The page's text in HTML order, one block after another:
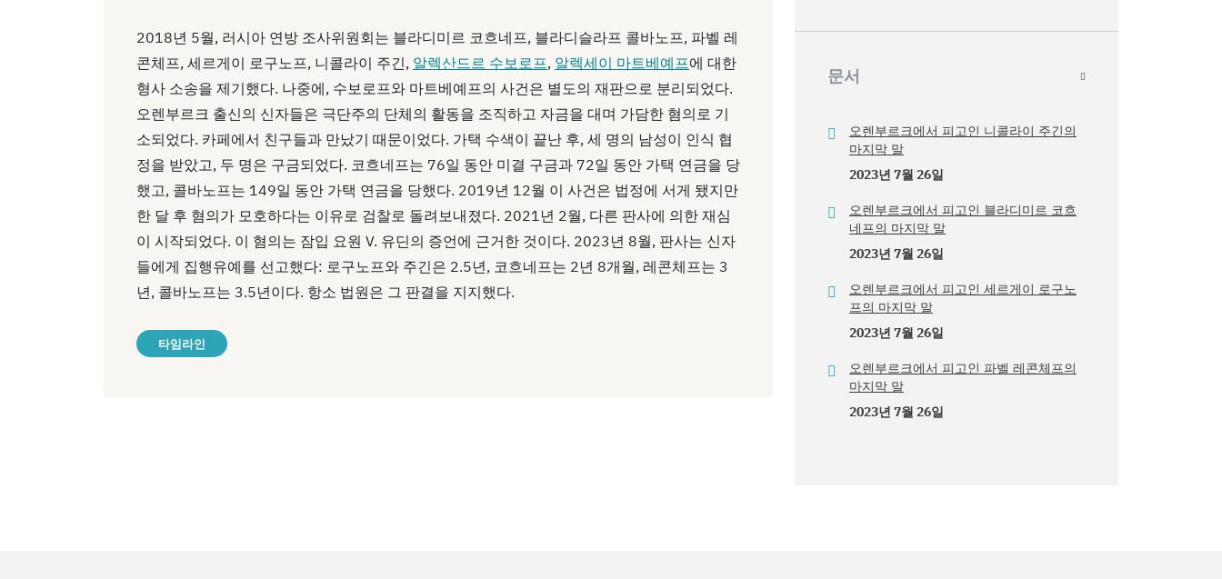
2018년 5월, 러시아 연방 조사위원회는 블라디미르 코흐네프, 블라디슬라프 콜바노프, 파벨 레
콘체프, 세르게이 로구노프, 니콜라이 주긴, 알렉산드르 수보로프, 알렉세이 마트베예프에 대한
형사 소송을 제기했다. 나중에, 수보로프와 마트베예프의 사건은 별도의 재판으로 분리되었다.
오렌부르크 출신의 신자들은 극단주의 단체의 활동을 조직하고 자금을 대며 가담한 혐의로 기
소되었다. 카페에서 친구들과 만났기 때문이었다. 가택 수색이 끝난 후, 세 명의 남성이 인식 협
정을 받았고, 두 명은 구금되었다. 코흐네프는 76일 동안 미결 구금과 72일 동안 가택 연금을 당
했고, 콜바노프는 149일 동안 가택 연금을 당했다. 2019년 12월 이 사건은 법정에 서게 됐지만
한 달 후 혐의가 모호하다는 이유로 검찰로 돌려보내졌다. 2021년 2월, 다른 판사에 의한 재심
이 시작되었다. 이 혐의는 잠입 요원 V. 유딘의 증언에 근거한 것이다. 2023년 8월, 판사는 신자
들에게 집행유예를 선고했다: 로구노프와 주긴은 2.5년, 코흐네프는 2년 8개월, 레콘체프는 3
년, 콜바노프는 3.5년이다. 항소 법원은 그 판결을 지지했다.
타임라인
문서
오렌부르크에서 피고인 니콜라이 주긴의
마지막 말
2023년 7월 26일
오렌부르크에서 피고인 블라디미르 코흐
네프의 마지막 말
2023년 7월 26일
오렌부르크에서 피고인 세르게이 로구노
프의 마지막 말
2023년 7월 26일
오렌부르크에서 피고인 파벨 레콘체프의
마지막 말
2023년 7월 26일